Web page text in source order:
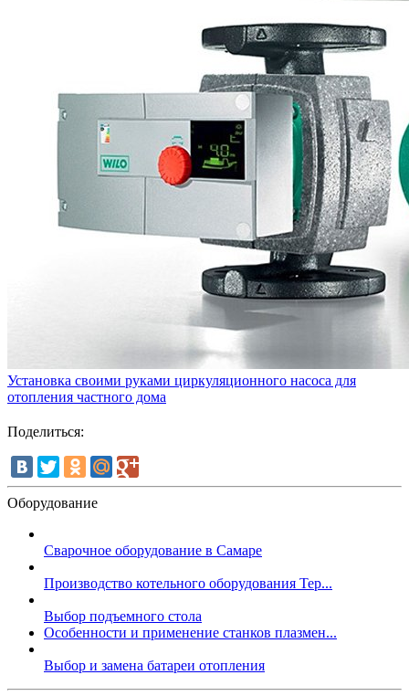
Установка своими руками циркуляционного насоса для
отопления частного дома
Поделиться:
Оборудование
Сварочное оборудование в Самаре
Производство котельного оборудования Тер...
Выбор подъемного стола
Особенности и применение станков плазмен...
Выбор и замена батареи отопления